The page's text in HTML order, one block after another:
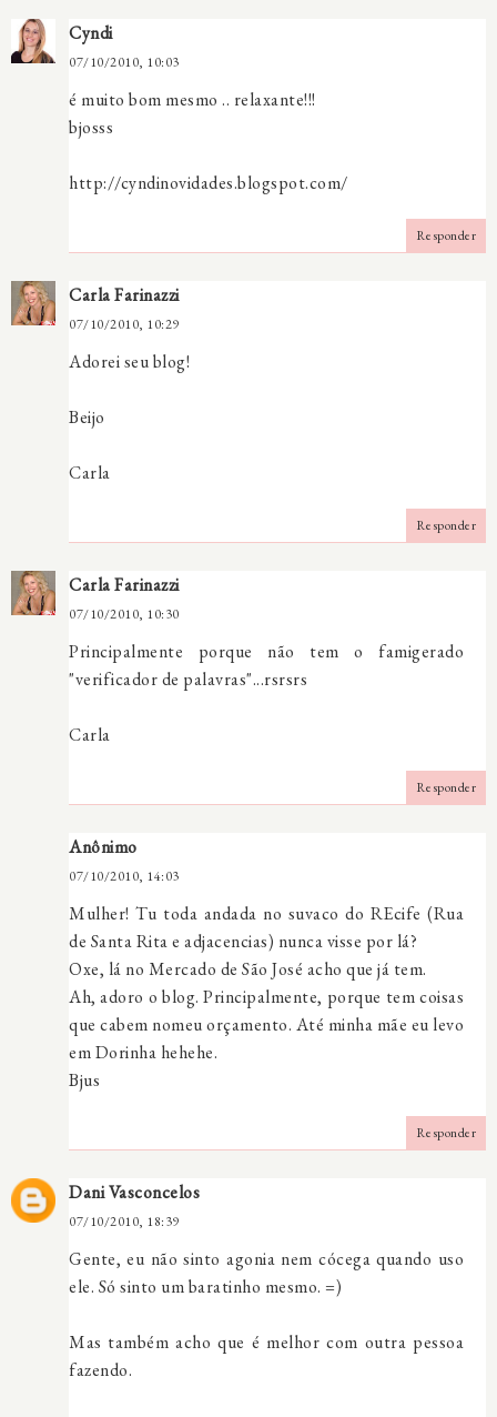
Cyndi
07/10/2010, 10:03
é muito bom mesmo .. relaxante!!!
bjosss
http://cyndinovidades.blogspot.com/
Responder
Carla Farinazzi
07/10/2010, 10:29
Adorei seu blog!
Beijo
Carla
Responder
Carla Farinazzi
07/10/2010, 10:30
Principalmente porque não tem o famigerado
"verificador de palavras"...rsrsrs
Carla
Responder
Anônimo
07/10/2010, 14:03
Mulher! Tu toda andada no suvaco do REcife (Rua
de Santa Rita e adjacencias) nunca visse por lá?
Oxe, lá no Mercado de São José acho que já tem.
Ah, adoro o blog. Principalmente, porque tem coisas
que cabem nomeu orçamento. Até minha mãe eu levo
em Dorinha hehehe.
Bjus
Responder
Dani Vasconcelos
07/10/2010, 18:39
Gente, eu não sinto agonia nem cócega quando uso
ele. Só sinto um baratinho mesmo. =)
Mas também acho que é melhor com outra pessoa
fazendo.